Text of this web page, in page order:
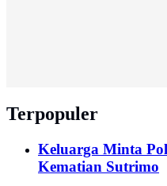
Terpopuler
Keluarga Minta
Kematian Sutrimo